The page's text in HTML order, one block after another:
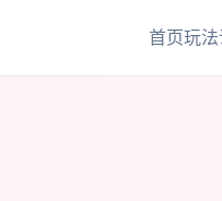
首页玩法